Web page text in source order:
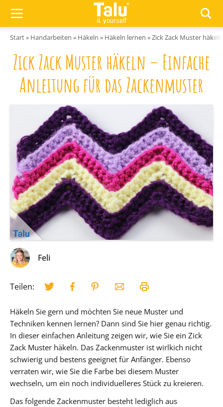
Start» Handarbeiten » Häkeln » Häkeln lernen »Zick Zack Muster
Zick Zack Muster häkeln – Einfache
Anleitung für das Zackenmuster
Feli
Teilen:
Häkeln Sie gern und möchten Sie neue Muster und
Techniken kennen lernen? Dann sind Sie hier genau richtig.
In dieser einfachen Anleitung zeigen wir, wie Sie ein Zick
Zack Muster häkeln. Das Zackenmuster ist wirlkich nicht
schwierig und bestens geeignet für Anfänger. Ebenso
verraten wir, wie Sie die Farbe bei diesem Muster
wechseln, um ein noch individuelleres Stück zu kreieren.
Das folgende Zackenmuster besteht lediglich aus